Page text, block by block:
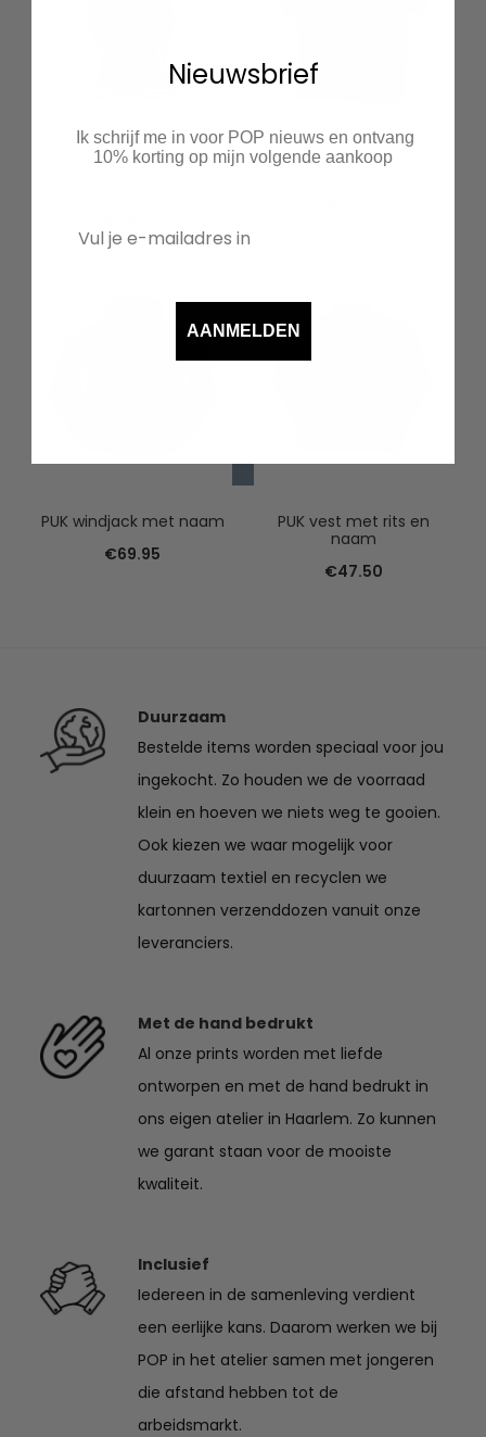
PUK baseball jas met
PUK polo met naam
PUK windjack met naam
€69.95
PUK vest met rits en
naam
€47.50
Duurzaam
Bestelde items worden speciaal voor jou
ingekocht. Zo houden we de voorraad
klein en hoeven we niets weg te gooien.
Ook kiezen we waar mogelijk voor
duurzaam textiel en recyclen we
kartonnen verzenddozen vanuit onze
leveranciers.
Met de hand bedrukt
Al onze prints worden met liefde
ontworpen en met de hand bedrukt in
ons eigen atelier in Haarlem. Zo kunnen
we garant staan voor de mooiste
kwaliteit.
Inclusief
Iedereen in de samenleving verdient
een eerlijke kans. Daarom werken we bij
POP in het atelier samen met jongeren
die afstand hebben tot de
arbeidsmarkt.
Nieuwsbrief
Ik schrijf me in voor POP nieuws en ontvang
10% korting op mijn volgende aankoop
AANMELDEN